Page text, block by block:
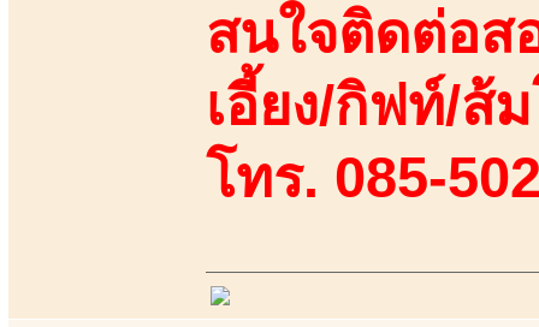
สนใจติดต่อส
เอี้ยง/กิฟท์/ส้
โทร. 085-